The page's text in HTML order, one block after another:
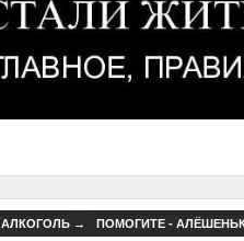
АЛКОГОЛЬ→ ПОМОГИТЕ -